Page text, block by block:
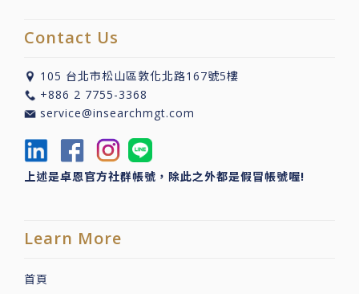
Contact Us
105 台北市松山區敦化北路167號5樓
+886 2 7755-3368
service@insearchmgt.com
上述是卓恩官方社群帳號，除此之外都是假冒帳號喔!
Learn More
首頁